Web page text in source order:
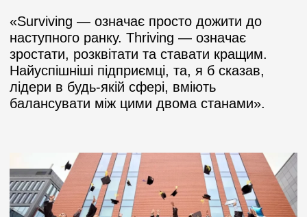
«Surviving — означає просто дожити до
наступного ранку. Thriving — означає
зростати, розквітати та ставати кращим.
Найуспішніші підприємці, та, я б сказав,
лідери в будь-якій сфері, вміють
балансувати між цими двома станами».